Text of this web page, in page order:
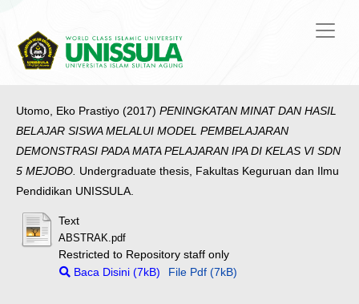
Utomo, Eko Prastiyo (2017) PENINGKATAN MINAT DAN HASIL
BELAJAR SISWA MELALUI MODEL PEMBELAJARAN
DEMONSTRASI PADA MATA PELAJARAN IPA DI KELAS VI SDN
5 MEJOBO. Undergraduate thesis, Fakultas Keguruan dan Ilmu
Pendidikan UNISSULA.
Text
ABSTRAK.pdf
Restricted to Repository staff only
Baca Disini (7kB)
File Pdf (7kB)